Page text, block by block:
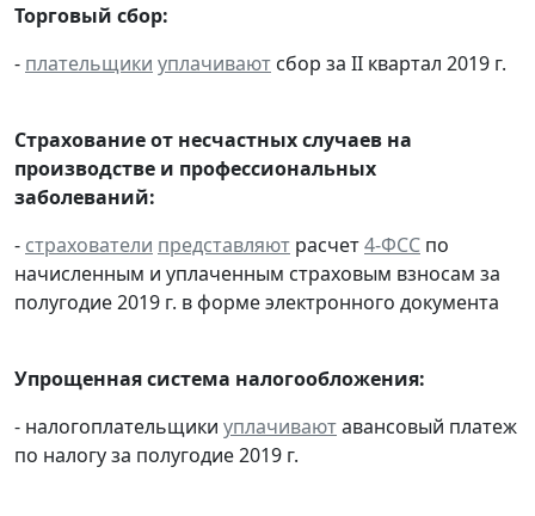
Торговый сбор:
- плательщики уплачивают сбор за II квартал 2019 г.
Страхование от несчастных случаев на
производстве и профессиональных
заболеваний:
- страхователи представляют расчет4-ФСС по
начисленным и уплаченным страховым взносам за
полугодие 2019 г. в форме электронного документа
Упрощенная система налогообложения:
- налогоплательщики уплачиваютавансовый платеж
по налогу за полугодие 2019 г.